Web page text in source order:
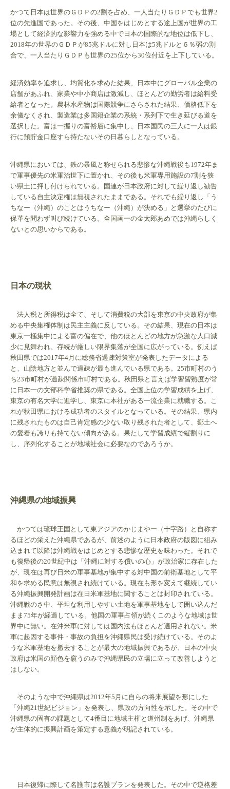
かつて日本は世界のＧＤＰの2割を占め、一人当たりＧＤＰでも世界2
位の先進国であった。その後、中国をはじめとする途上国が世界の工
場として経済的な影響力を強める中で日本の国際的な地位は低下し、
2018年の世界のＧＤＰが85兆ドルに対し日本は5兆ドルと６％弱の割
合で、一人当たりＧＤＰも世界の25位から30位付近を上下している。
経済効率を追求し、均質化を求めた結果、日本中にグローバル企業の
店舗があふれ、家業や中小商店は激減し、ほとんどの勤労者は給料受
給者となった。農林水産物は国際競争にさらされた結果、価格低下を
余儀なくされ、製造業は多国籍企業の系統・系列下で生き延びる道を
選択した。富は一握りの富裕層に集中し、日本国民の三人に一人は銀
行に預貯金口座すら持たないその日暮らしとなっている。
沖縄県においては、鉄の暴風と称せられる悲惨な沖縄戦後も1972年ま
で軍事優先の米軍治世下に置かれ、その後も米軍専用施設の7割を狭
い県土に押し付けられている。国連が日本政府に対して繰り返し勧告
している自主決定権は無視されたままである。それでも繰り返し「う
ちなー（沖縄）のことはうちなー（沖縄）が決める」と選挙のたびに
保革を問わず叫び続けている。全国画一の金太郎あめでは沖縄らしく
ないとの思いからである。
日本の現状
法人税と所得税は全て、そして消費税の大部を東京の中央政府が集
める中央集権体制は民主主義に反している。その結果、現在の日本は
東京一極集中による富の偏在で、他のほとんどの地方が急激な人口減
少に見舞われ、存続が厳しい限界集落が全国に広がっている。例えば
秋田県では2017年4月に総務省過疎対策室が発表したデータによる
と、山陰地方と並んで過疎が最も進んでいる県である。25市町村のう
ち23市町村が過疎関係市町村である。秋田県と言えば学習習熟度が常
に日本一の文部科学省推奨の県である。全国上位の学習成績を上げ、
東京の有名大学に進学し、東京に本社がある一流企業に就職する。こ
れが秋田県における成功者のスタイルとなっている。その結果、県内
に残されたものは自己肯定感の少ない取り残された者として、郷土へ
の愛着も誇りも持てない傾向がある。果たして学習成績で縦割りに
し、序列化することが地域社会に必要なのであろうか。
沖縄県の地域振興
かつては琉球王国として東アジアのかじまやー（十字路）と自称す
るほどの栄えた沖縄県であるが、前述のように日本政府の版図に組み
込まれて以降は沖縄戦をはじめとする悲惨な歴史を味わった。それで
も復帰後の20世紀中は「沖縄に対する償いの心」が政治家に存在した
が、現在は再び日米の軍事基地が集中する対中国の前衛基地として平
和を求める民意は無視され続けている。現在も形を変えて継続してい
る沖縄振興開発計画は在日米軍基地に関することは封印されている。
沖縄戦のさ中、平坦な利用しやすい土地を軍事基地をして囲い込んだ
まま75年が経過している。他国の軍事占領が続くこのような地域は世
界中に無い。在沖米軍に対しては国内法もほとんど適用されない。米
軍に起因する事件・事故の負担を沖縄県民は受け続けている。そのよ
うな米軍基地を撤去することが最大の地域振興であるが、日本の中央
政府は米国の顔色を窺うのみで沖縄県民の立場に立って改善しようと
はしない。
そのような中で沖縄県は2012年5月に自らの将来展望を形にした
「沖縄21世紀ビジョン」を発表し、県政の方向性を示した。その中で
沖縄県の固有の課題として4番目に地域主権と道州制をあげ、沖縄県
が主体的に振興計画を策定する意義が明記されている。
日本復帰に際して名護市は名護プランを発表した。その中で逆格差